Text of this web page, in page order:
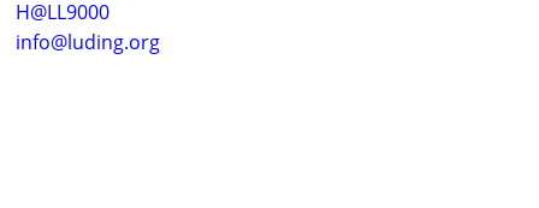
H@LL9000
info@luding.org